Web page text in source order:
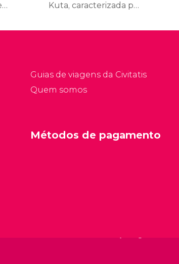
Kuta, caracterizada por
internacional e hotéis e
Guias de viagens da Civitatis
Quem somos
Métodos de pagamento